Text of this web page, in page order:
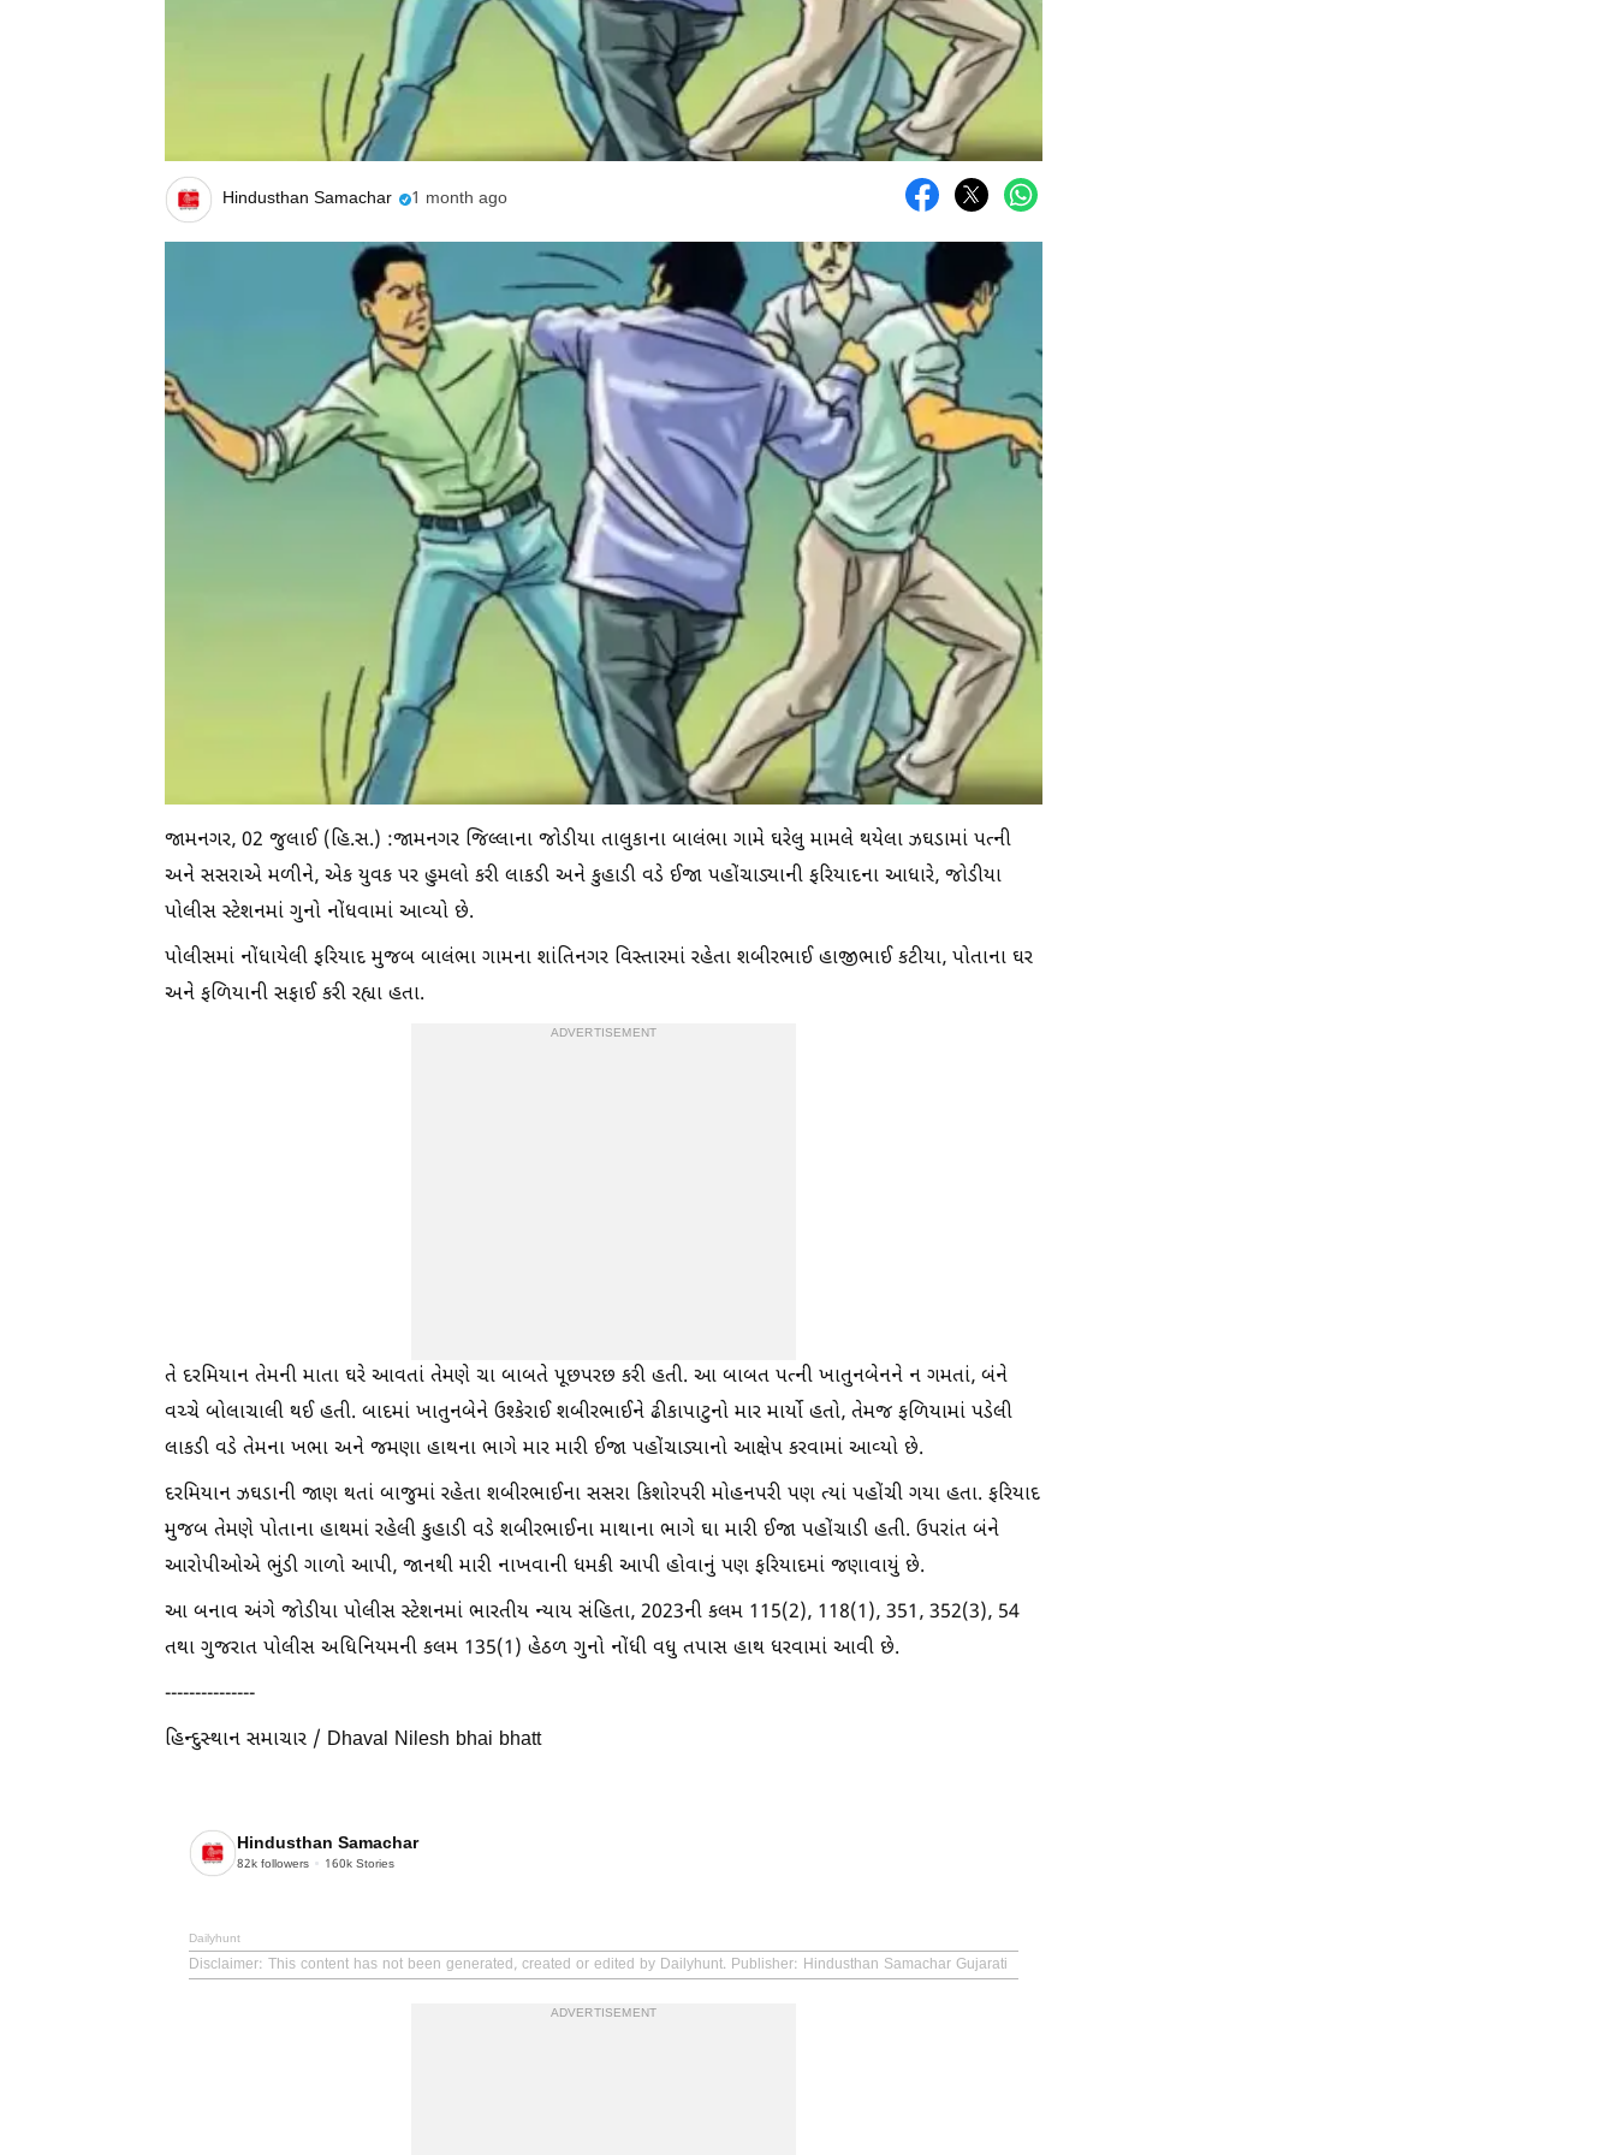
Hindusthan Samachar 1 month ago
જામનગર, 02 જુલાઈ (હિ.સ.) :જામનગર જિલ્લાના જોડીયા તાલુકાના બાલંભા ગામે ઘરેલુ મામલે થયેલા ઝઘડામાં પત્ની
અને સસરાએ મળીને, એક યુવક પર હુમલો કરી લાકડી અને કુહાડી વડે ઈજા પહોંચાડ્યાની ફરિયાદના આધારે, જોડીયા
પોલીસ સ્ટેશનમાં ગુનો નોંધવામાં આવ્યો છે.
પોલીસમાં નોંધાયેલી ફરિયાદ મુજબ બાલંભા ગામના શાંતિનગર વિસ્તારમાં રહેતા શબીરભાઈ હાજીભાઈ કટીયા, પોતાના ઘર
અને ફળિયાની સફાઈ કરી રહ્યા હતા.
ADVERTISEMENT
તે દરમિયાન તેમની માતા ઘરે આવતાં તેમણે ચા બાબતે પૂછપરછ કરી હતી. આ બાબત પત્ની ખાતુનબેનને ન ગમતાં, બંને
વચ્ચે બોલાચાલી થઈ હતી. બાદમાં ખાતુનબેને ઉશ્કેરાઈ શબીરભાઈને ઢીકાપાટુનો માર માર્યો હતો, તેમજ ફળિયામાં પડેલી
લાકડી વડે તેમના ખભા અને જમણા હાથના ભાગે માર મારી ઈજા પહોંચાડ્યાનો આક્ષેપ કરવામાં આવ્યો છે.
દરમિયાન ઝઘડાની જાણ થતાં બાજુમાં રહેતા શબીરભાઈના સસરા કિશોરપરી મોહનપરી પણ ત્યાં પહોંચી ગયા હતા. ફરિયાદ
મુજબ તેમણે પોતાના હાથમાં રહેલી કુહાડી વડે શબીરભાઈના માથાના ભાગે ઘા મારી ઈજા પહોંચાડી હતી. ઉપરાંત બંને
આરોપીઓએ ભુંડી ગાળો આપી, જાનથી મારી નાખવાની ધમકી આપી હોવાનું પણ ફરિયાદમાં જણાવાયું છે.
આ બનાવ અંગે જોડીયા પોલીસ સ્ટેશનમાં ભારતીય ન્યાય સંહિતા, 2023ની કલમ 115(2), 118(1), 351, 352(3), 54
તથા ગુજરાત પોલીસ અધિનિયમની કલમ 135(1) હેઠળ ગુનો નોંધી વધુ તપાસ હાથ ધરવામાં આવી છે.
---------------
હિન્દુસ્થાન સમાચાર / Dhaval Nilesh bhai bhatt
Hindusthan Samachar
82k followers 160k Stories
Dailyhunt
Disclaimer: This content has not been generated, created or edited by Dailyhunt. Publisher: Hindusthan Samachar Gujarati
ADVERTISEMENT